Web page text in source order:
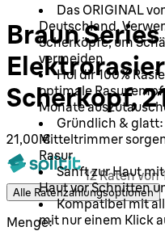
Das ORIGINAL
Deutschland.
Scherköpfe, um
vermeiden
Hol dir 100%
optimale Rasur
Monate
Gründlich &
Mitteltrimmer
Rasur
Sanft zur Haut
Haut vor Schnitten
Kompatibel mit
mit nur einem Klick
Braun Series
Scherkopf,
Aktueller Preis: 21,00 €.
21,00 €
12 Raten
Alle Ratenzahlungsoptionen
Menge: